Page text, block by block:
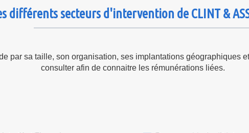
différents secteurs d'intervention de CLINT &
par sa taille, son organisation, ses implantations géographiques
consulter afin de connaitre les rémunérations liées.